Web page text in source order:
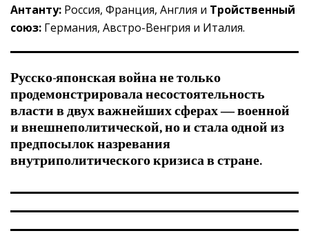
Антанту: Россия, Франция, Англия и Тройственный
союз: Германия, Австро-Венгрия и Италия.
Русско-японская война не только
продемонстрировала несостоятельность
власти в двух важнейших сферах — военной
и внешнеполитической, но и стала одной из
предпосылок назревания
внутриполитического кризиса в стране.